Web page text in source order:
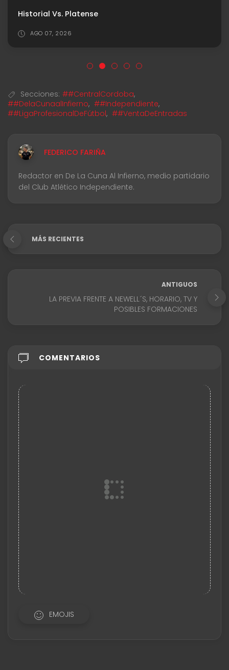
Historial Vs. Platense
AGO 07, 2026
Secciones: ##CentralCordoba,
##DelaCunaalInfierno, ##Independiente,
##LigaProfesionalDeFútbol, ##VentaDeEntradas
FEDERICO FARIÑA
Redactor en De La Cuna Al Infierno, medio partidario
del Club Atlético Independiente.
MÁS RECIENTES
ANTIGUOS
LA PREVIA FRENTE A NEWELL´S, HORARIO, TV Y
POSIBLES FORMACIONES
COMENTARIOS
EMOJIS